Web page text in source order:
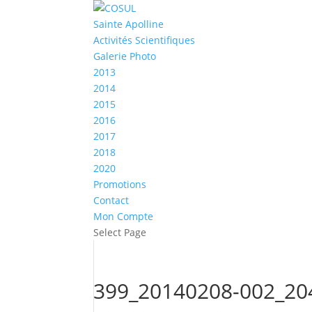
Sainte Apolline
Activités Scientifiques
Galerie Photo
2013
2014
2015
2016
2017
2018
2020
Promotions
Contact
Mon Compte
Select Page
399_20140208-